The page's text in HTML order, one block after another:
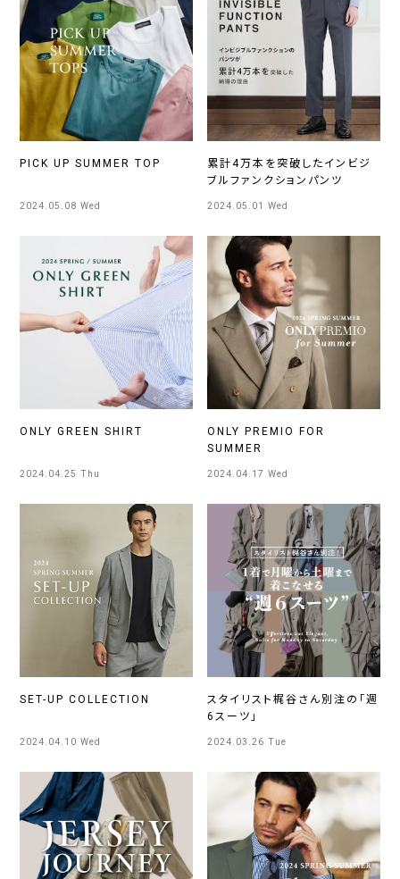
PICK UP SUMMER TOP
2024.05.08 Wed
累計4万本を突破したインビジ
ブルファンクションパンツ
2024.05.01 Wed
ONLY GREEN SHIRT
2024.04.25 Thu
ONLY PREMIO FOR
SUMMER
2024.04.17 Wed
SET-UP COLLECTION
2024.04.10 Wed
スタイリスト梶谷さん別注の「週
6スーツ」
2024.03.26 Tue